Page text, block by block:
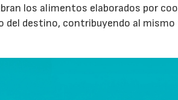
los alimentos elaborados por
destino, contribuyendo al